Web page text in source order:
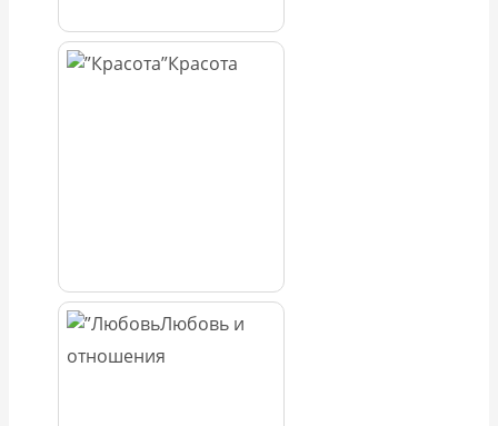
Красота
Любовь и
отношения